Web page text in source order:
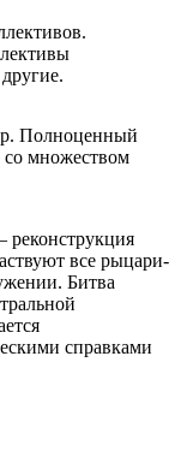
Полноценный
множеством
реконструкция
все рыцари-
Битва
справками